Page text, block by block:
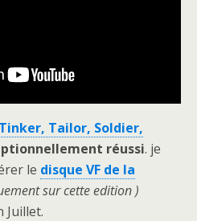
Tinker, Tailor, Soldier,
réussi. je
le disque VF de la
sur cette edition )
Juillet.